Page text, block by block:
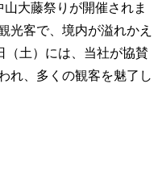
大藤祭りが開催されま
光客で、境内が溢れかえ
（土）には、当社が協賛
れ、多くの観客を魅了し